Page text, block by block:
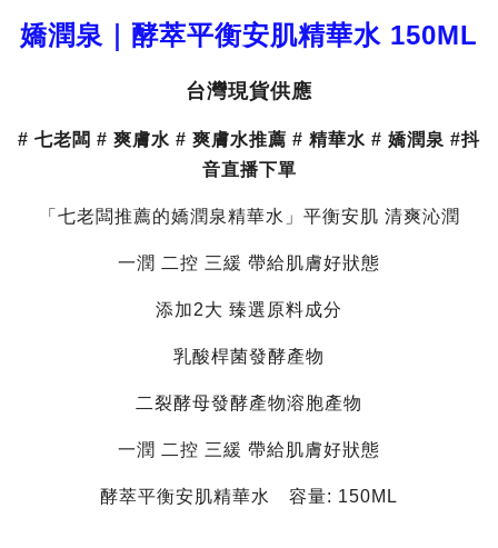
嬌潤泉｜酵萃平衡安肌精華水 150ML
台灣現貨供應
# 七老闆 # 爽膚水 # 爽膚水推薦 # 精華水 # 嬌潤泉 #抖
音直播下單
「七老闆推薦的嬌潤泉精華水」平衡安肌 清爽沁潤
一潤 二控 三緩 帶給肌膚好狀態
添加2大 臻選原料成分
乳酸桿菌發酵產物
二裂酵母發酵產物溶胞產物
一潤 二控 三緩 帶給肌膚好狀態
酵萃平衡安肌精華水 容量: 150ML